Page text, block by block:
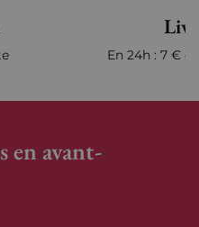
En 24h : 7 €
en avant-